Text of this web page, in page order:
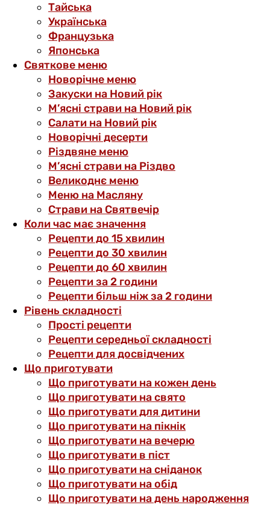
Тайська
Українська
Французька
Японська
Святкове меню
Новорічне меню
Закуски на Новий рік
М’ясні страви на Новий рік
Салати на Новий рік
Новорічні десерти
Різдвяне меню
М’ясні страви на Різдво
Великоднє меню
Меню на Масляну
Страви на Святвечір
Коли час має значення
Рецепти до 15 хвилин
Рецепти до 30 хвилин
Рецепти до 60 хвилин
Рецепти за 2 години
Рецепти більш ніж за 2 години
Рівень складності
Прості рецепти
Рецепти середньої складності
Рецепти для досвідчених
Що приготувати
Що приготувати на кожен день
Що приготувати на свято
Що приготувати для дитини
Що приготувати на пікнік
Що приготувати на вечерю
Що приготувати в піст
Що приготувати на сніданок
Що приготувати на обід
Що приготувати на день народження